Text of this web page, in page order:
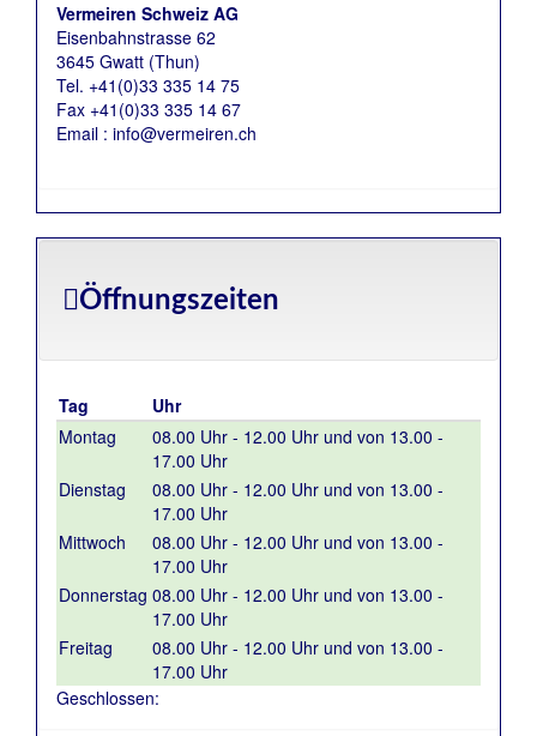
Vermeiren Schweiz AG
Eisenbahnstrasse 62
3645 Gwatt (Thun)
Tel. +41(0)33 335 14 75
Fax +41(0)33 335 14 67
Email : info@vermeiren.ch
Öffnungszeiten
Tag
Uhr
Montag
08.00 Uhr - 12.00 Uhr und von 13.00 -
17.00 Uhr
Dienstag
08.00 Uhr - 12.00 Uhr und von 13.00 -
17.00 Uhr
Mittwoch
08.00 Uhr - 12.00 Uhr und von 13.00 -
17.00 Uhr
Donnerstag 08.00 Uhr - 12.00 Uhr und von 13.00 -
17.00 Uhr
Freitag
08.00 Uhr - 12.00 Uhr und von 13.00 -
17.00 Uhr
Geschlossen: